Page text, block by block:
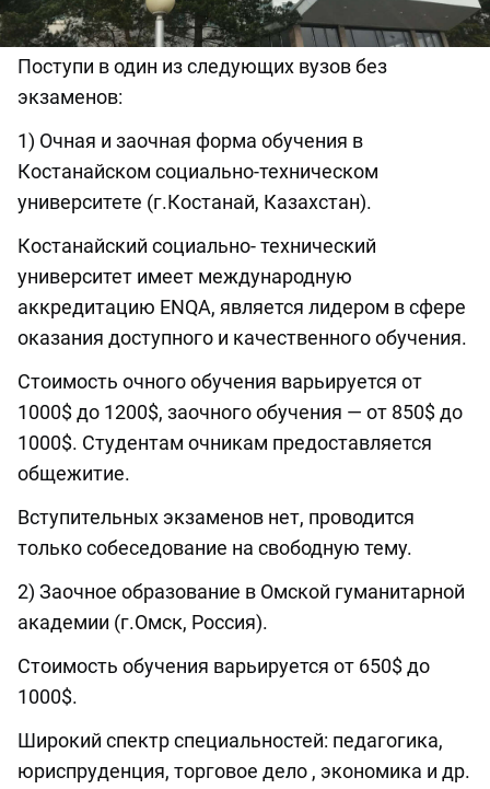
Поступи в один из следующих вузов без
экзаменов:
1) Очная и заочная форма обучения в
Костанайском социально-техническом
университете (г.Костанай, Казахстан).
Костанайский социально- технический
университет имеет международную
аккредитацию ENQА, является лидером в сфере
оказания доступного и качественного обучения.
Стоимость очного обучения варьируется от
1000$ до 1200$, заочного обучения — от 850$ до
1000$. Студентам очникам предоставляется
общежитие.
Вступительных экзаменов нет, проводится
только собеседование на свободную тему.
2) Заочное образование в Омской гуманитарной
академии (г.Омск, Россия).
Стоимость обучения варьируется от 650$ до
1000$.
Широкий спектр специальностей: педагогика,
юриспруденция, торговое дело , экономика и др.